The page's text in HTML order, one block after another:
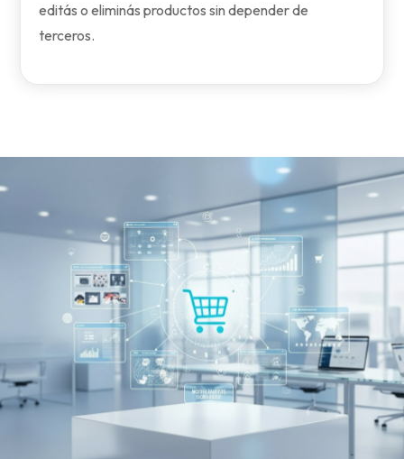
editás o eliminás productos sin depender de
terceros.